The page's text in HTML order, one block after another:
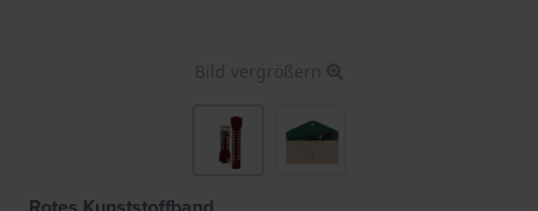
Bild vergrößern